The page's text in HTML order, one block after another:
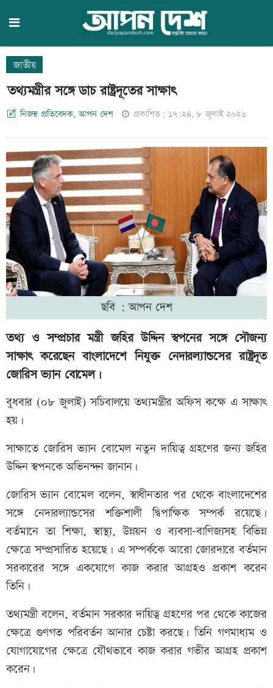
জাতীয়
তথ্যমন্ত্রীর সঙ্গে ডাচ রাষ্ট্রদূতের সাক্ষাৎ
নিজস্ব প্রতিবেদক, আপন দেশ প্রকাশিত: ১৭:২৪, ৮ জুলাই ২০২৬
ছবি : আপন দেশ
তথ্য ও সম্প্রচার মন্ত্রী জহির উদ্দিন স্বপনের সঙ্গে সৌজন্য
সাক্ষাৎ করেছেন বাংলাদেশে নিযুক্ত নেদারল্যান্ডসের রাষ্ট্রদূত
জোরিস ভ্যান বোমেল।
বুধবার (০৮ জুলাই) সচিবালয়ে তথ্যমন্ত্রীর অফিস কক্ষে এ সাক্ষাৎ
হয়।
সাক্ষাতে জোরিস ভ্যান বোমেল নতুন দায়িত্ব গ্রহণের জন্য জহির
উদ্দিন স্বপনকে অভিনন্দন জানান।
জোরিস ভ্যান বোমেল বলেন, স্বাধীনতার পর থেকে বাংলাদেশের
সঙ্গে নেদারল্যান্ডসের শক্তিশালী দ্বিপাক্ষিক সম্পর্ক রয়েছে।
বর্তমানে তা শিক্ষা, স্বাস্থ্য, উন্নয়ন ও ব্যবসা-বাণিজ্যসহ বিভিন্ন
ক্ষেত্রে সম্প্রসারিত হয়েছে। এ সম্পর্ককে আরো জোরদারে বর্তমান
সরকারের সঙ্গে একযোগে কাজ করার আগ্রহও প্রকাশ করেন
তিনি।
তথ্যমন্ত্রী বলেন, বর্তমান সরকার দায়িত্ব গ্রহণের পর থেকে কাজের
ক্ষেত্রে গুণগত পরিবর্তন আনার চেষ্টা করছে। তিনি গণমাধ্যম ও
যোগাযোগের ক্ষেত্রে যৌথভাবে কাজ করার গভীর আগ্রহ প্রকাশ
করেন।